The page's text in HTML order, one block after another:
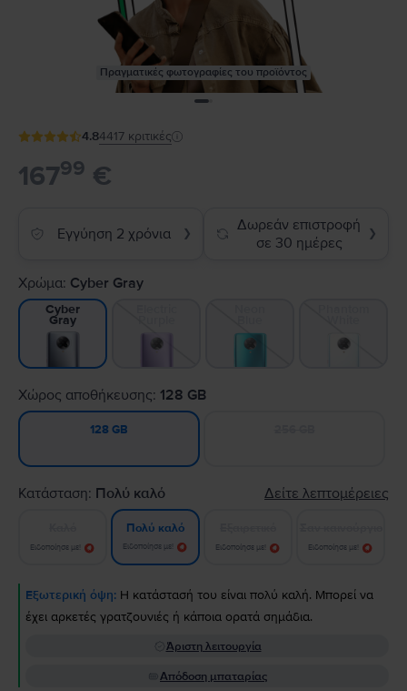
Πραγματικές φωτογραφίες του προϊόντος
4.84417 κριτικές
16799 €
Εγγύηση 2 χρόνια ❯
Δωρεάν επιστροφή
σε 30 ημέρες
❯
Χρώμα: Cyber Gray
Cyber
Gray
Χώρος αποθήκευσης: 128 GB
128 GB
Κατάσταση: Πολύ καλό Δείτε λεπτομέρειες
Ειδοποίησε με!
Πολύ καλό
Ειδοποίησε με! Ειδοποίησε με! Ειδοποίησε με!
Εξωτερική όψη: Η κατάστασή του είναι πολύ καλή. Μπορεί να
έχει αρκετές γρατζουνιές ή κάποια ορατά σημάδια.
Άριστη λειτουργία
Απόδοση μπαταρίας